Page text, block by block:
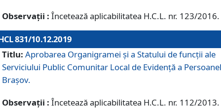
Observații : Încetează aplicabilitatea H.C.L. nr. 123/2016.
831/10.12.2019
Titlu: Aprobarea Organigramei și a Statului de funcții ale
Serviciului Public Comunitar Local de Evidență a
Brașov.
Observații : Încetează aplicabilitatea H.C.L. nr. 112/2013.